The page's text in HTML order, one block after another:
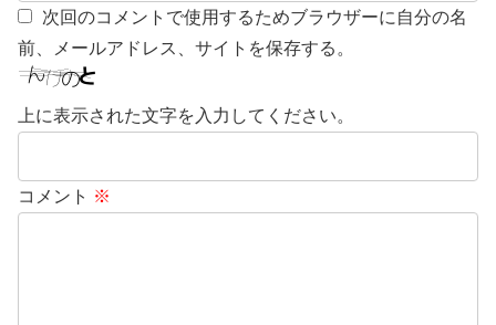
次回のコメントで使用するためブラウザーに自分の名
前、メールアドレス、サイトを保存する。
上に表示された文字を入力してください。
コメント ※